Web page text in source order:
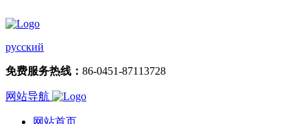
русский
免费服务热线： 86-0451-87113728
网站导航
网站首页